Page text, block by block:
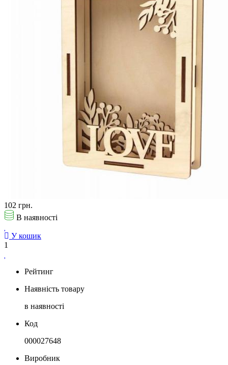
102 грн.
В наявності
У кошик
1
Рейтинг
Наявність товару
в наявності
Код
000027648
Виробник